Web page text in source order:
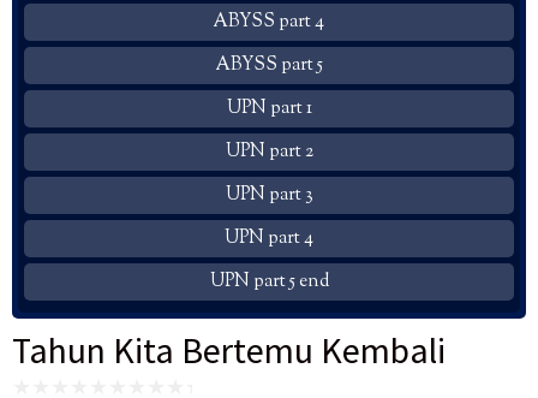
ABYSS part 4
ABYSS part 5
UPN part 1
UPN part 2
UPN part 3
UPN part 4
UPN part 5 end
Tahun Kita Bertemu Kembali